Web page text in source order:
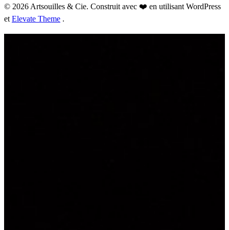
© 2026 Artsouilles & Cie. Construit avec ❤️ en utilisant WordPress
et Elevate Theme .